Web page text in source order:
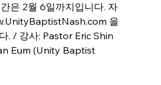
은 2월 6일까지입니다. 자
을
. / 강사: Pastor Eric Shin
Eum (Unity Baptist